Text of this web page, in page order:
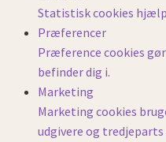
Statistisk cookies
Præferencer
Præference cookies
befinder dig i.
Marketing
Marketing cookies
udgivere og tredjeparts